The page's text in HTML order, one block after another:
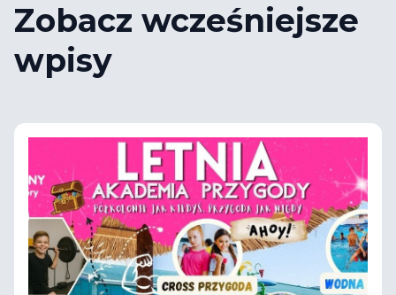
Zobacz wcześniejsze
wpisy